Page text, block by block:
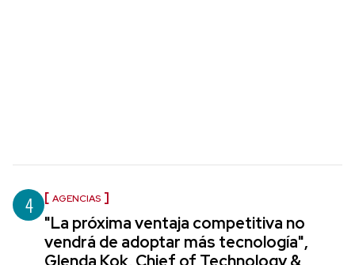
4 AGENCIAS
"La próxima ventaja competitiva no
vendrá de adoptar más tecnología",
Glenda Kok, Chief of Technology &